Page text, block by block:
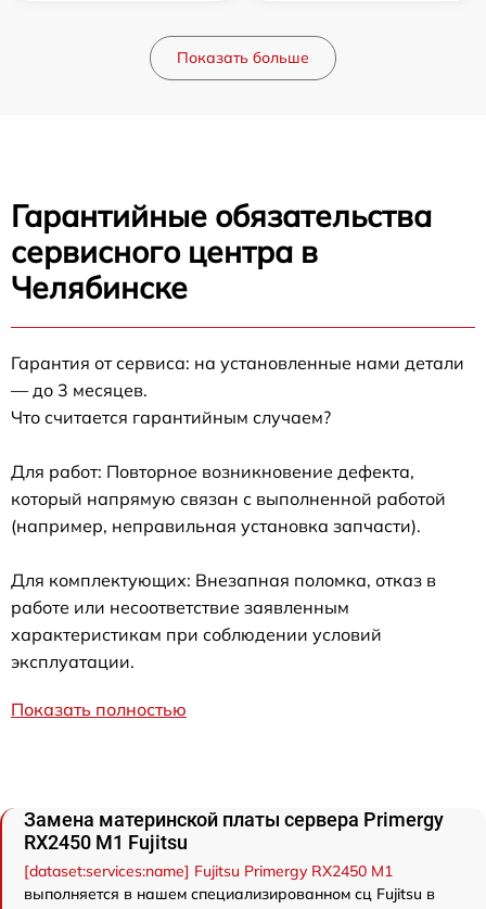
Показать больше
Гарантийные обязательства
сервисного центра в
Челябинске
Гарантия от сервиса: на установленные нами детали
— до 3 месяцев.
Что считается гарантийным случаем?
Для работ: Повторное возникновение дефекта,
который напрямую связан с выполненной работой
(например, неправильная установка запчасти).
Для комплектующих: Внезапная поломка, отказ в
работе или несоответствие заявленным
характеристикам при соблюдении условий
эксплуатации.
Показать полностью
Замена материнской платы сервера Primergy
RX2450 M1 Fujitsu
[dataset:services:name] Fujitsu Primergy RX2450 M1
выполняется в нашем специализированном сц Fujitsu в